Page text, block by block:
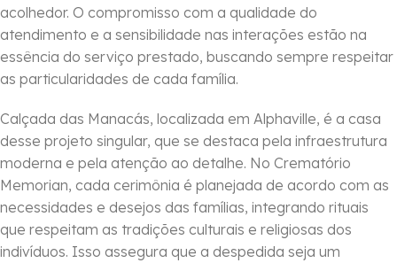
acolhedor. O compromisso com a qualidade do
atendimento e a sensibilidade nas interações estão na
essência do serviço prestado, buscando sempre respeitar
as particularidades de cada família.
Calçada das Manacás, localizada em Alphaville, é a casa
desse projeto singular, que se destaca pela infraestrutura
moderna e pela atenção ao detalhe. No Crematório
Memorian, cada cerimônia é planejada de acordo com as
necessidades e desejos das famílias, integrando rituais
que respeitam as tradições culturais e religiosas dos
indivíduos. Isso assegura que a despedida seja um